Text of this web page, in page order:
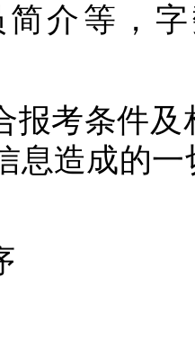
介等，
报考条件
息造成的